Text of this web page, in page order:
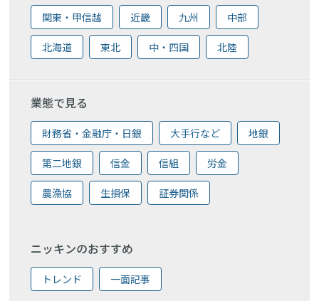
関東・甲信越 近畿 九州 中部
北海道 東北 中・四国 北陸
業態で見る
財務省・金融庁・日銀 大手行など 地銀
第二地銀 信金 信組 労金
農漁協 生損保 証券関係
ニッキンのおすすめ
トレンド 一面記事